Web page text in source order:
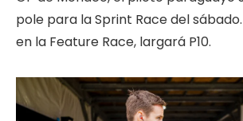
pole para la Sprint Race del
en la Feature Race, largará P10.